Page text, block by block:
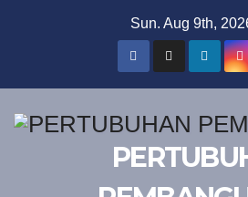
Sun. Aug 9th,